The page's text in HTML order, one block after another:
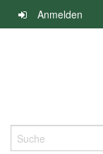
Navigation
überspringen
Anmelden
Suche